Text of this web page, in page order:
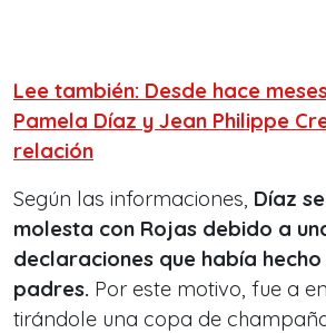
Lee también: Desde hace
Pamela Díaz y Jean Philippe
relación
Según las informaciones, Díaz
molesta con Rojas debido a
declaraciones que había
padres. Por este motivo, fue a
tirándole una copa de